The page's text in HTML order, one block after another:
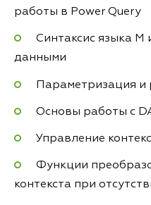
работы в Power Query
Синтаксис языка М
данными
Параметризация и
Основы работы с
Управление
Функции
контекста при